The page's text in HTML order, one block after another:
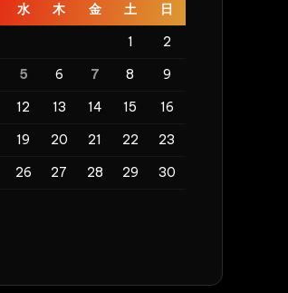
水 木 金 土
日
1
2
5 6 7 8
9
12 13 14 15
16
19 20 21 22
23
26 27 28 29
30